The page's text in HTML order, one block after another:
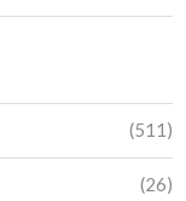
(511)
(26)